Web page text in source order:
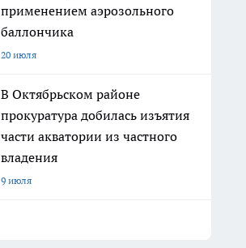
применением аэрозольного
баллончика
20 июля
В Октябрьском районе
прокуратура добилась изъятия
части акватории из частного
владения
9 июля